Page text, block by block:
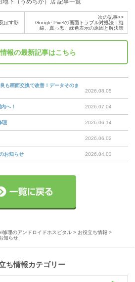
下（うめちか）店 記事一覧
ぼす影
次の記事>>
Google Pixelの画面トラブル対処法：縦
線、真っ黒、緑色表示の原因と解決策
報の最新記事はこちら
も画面交換で改善！データそのま
2026.08.05
へ！ 2026.07.04
理 2026.06.14
2026.06.02
お知らせ 2026.04.03
理のアンドロイドホスピタル > お役立ち情報 >
知らせ
ち情報カテゴリー